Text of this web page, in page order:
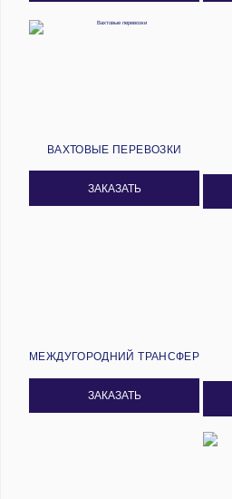
ВАХТОВЫЕ ПЕРЕВОЗКИ
ЗАКАЗАТЬ
МЕЖДУГОРОДНИЙ ТРАНСФЕР
ЗАКАЗАТЬ